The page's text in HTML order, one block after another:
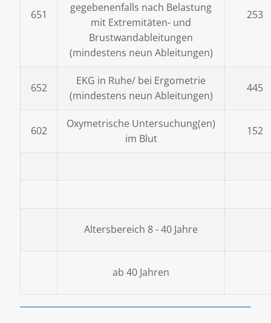
651
gegebenenfalls nach Belastung
mit Extremitäten- und
Brustwandableitungen
(mindestens neun Ableitungen)
253
652
EKG in Ruhe/ bei Ergometrie
(mindestens neun Ableitungen)
445
602
Oxymetrische Untersuchung(en)
im Blut
152
Altersbereich 8 - 40 Jahre
ab 40 Jahren